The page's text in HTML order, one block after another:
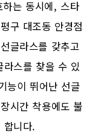
는 동시에, 스타
구 대조동 안경점
글라스를 갖추고
스를 찾을 수 있
능이 뛰어난 선글
시간 착용에도 불
니다.